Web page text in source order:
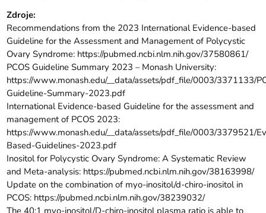
Zdroje:
Recommendations from the 2023 International Evidence-based
Guideline for the Assessment and Management of Polycystic
Ovary Syndrome: https://pubmed.ncbi.nlm.nih.gov/37580861/
PCOS Guideline Summary 2023 – Monash University:
https://www.monash.edu/__data/assets/pdf_file/0003/3371133/
Guideline-Summary-2023.pdf
International Evidence-based Guideline for the assessment and
management of PCOS 2023:
https://www.monash.edu/__data/assets/pdf_file/0003/3379521/
Based-Guidelines-2023.pdf
Inositol for Polycystic Ovary Syndrome: A Systematic Review
and Meta-analysis: https://pubmed.ncbi.nlm.nih.gov/38163998/
Update on the combination of myo-inositol/d-chiro-inositol in
PCOS: https://pubmed.ncbi.nlm.nih.gov/38239032/